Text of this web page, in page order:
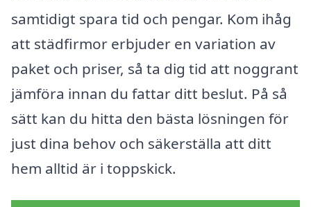
samtidigt spara tid och pengar. Kom ihåg
att städfirmor erbjuder en variation av
paket och priser, så ta dig tid att noggrant
jämföra innan du fattar ditt beslut. På så
sätt kan du hitta den bästa lösningen för
just dina behov och säkerställa att ditt
hem alltid är i toppskick.